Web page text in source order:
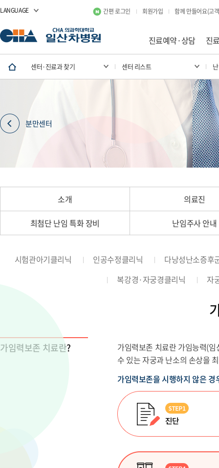
LANGUAGE 간편 로그인 회원가입 함께 만들어요(고
진료예약·상담 진
센터·진료과 찾기 센터 리스트
분만센터
소개 의료진
최첨단 난임 특화 장비 난임주사 안내
시험관아기클리닉 인공수정클리닉
다낭성난소증후
복강경·자궁경클리닉
자
가임력보존 치료란?
가임력보존 치료란 가임능력(
수 있는 자궁과 난소의 손상을
가임력보존을 시행하지 않은 경